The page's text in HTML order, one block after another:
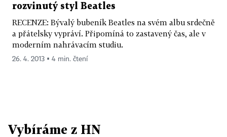
rozvinutý styl Beatles
RECENZE: Bývalý bubeník Beatles na svém albu srdečně
a přátelsky vypráví. Připomíná to zastavený čas, ale v
moderním nahrávacím studiu.
26. 4. 2013 ▪ 4 min. čtení
Vybíráme z HN